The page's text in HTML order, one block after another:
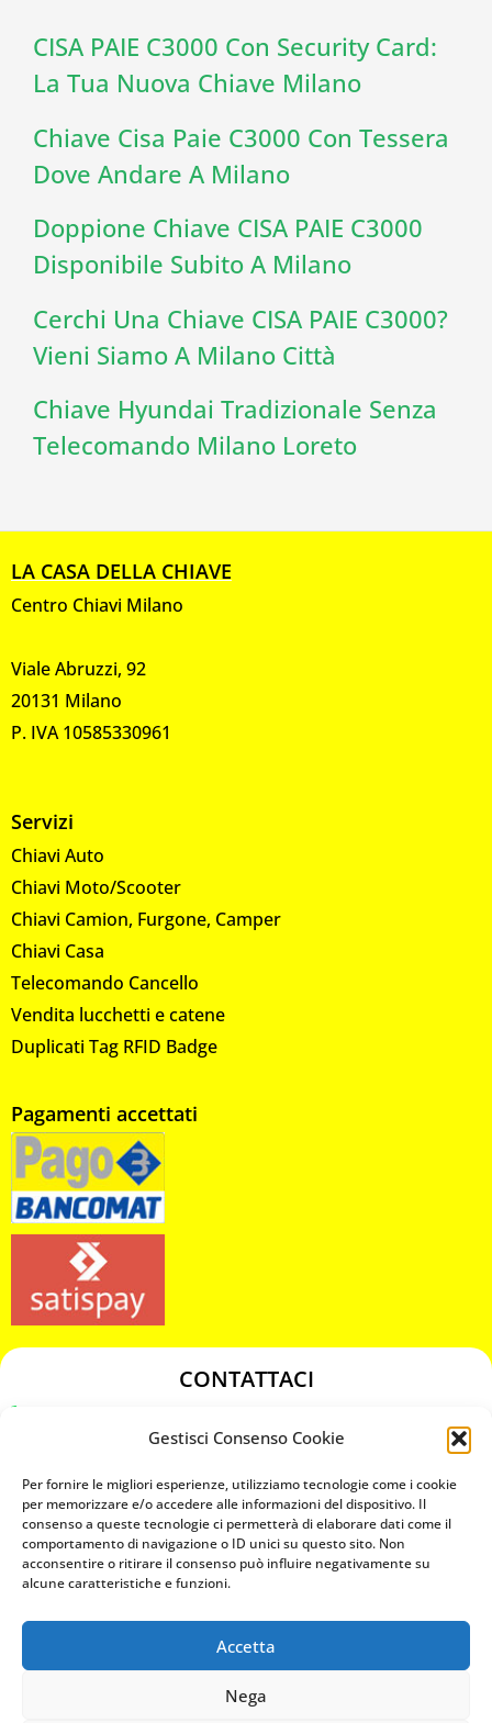
Gestisci Consenso Cookie
Per fornire le migliori esperienze, utilizziamo tecnologie come i cookie
per memorizzare e/o accedere alle informazioni del dispositivo. Il
consenso a queste tecnologie ci permetterà di elaborare dati come il
comportamento di navigazione o ID unici su questo sito. Non
acconsentire o ritirare il consenso può influire negativamente su
alcune caratteristiche e funzioni.
Accetta
Nega
CISA PAIE C3000 Con Security Card:
La Tua Nuova Chiave Milano
Chiave Cisa Paie C3000 Con Tessera
Dove Andare A Milano
Doppione Chiave CISA PAIE C3000
Disponibile Subito A Milano
Cerchi Una Chiave CISA PAIE C3000?
Vieni Siamo A Milano Città
Chiave Hyundai Tradizionale Senza
Telecomando Milano Loreto
LA CASA DELLA CHIAVE
Centro Chiavi Milano
Viale Abruzzi, 92
20131 Milano
P. IVA 10585330961
Servizi
Chiavi Auto
Chiavi Moto/Scooter
Chiavi Camion, Furgone, Camper
Chiavi Casa
Telecomando Cancello
Vendita lucchetti e catene
Duplicati Tag RFID Badge
Pagamenti accettati
CONTATTACI
chiavicodificate@gmail.com
Privacy Policy
Cookie Policy
MAPS
CHIAMA ORA